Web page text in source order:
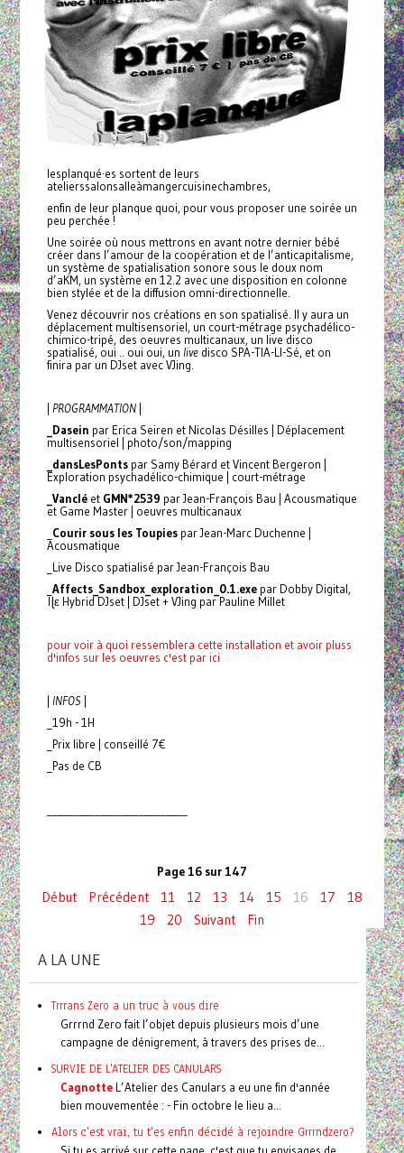
lesplanqué·es sortent de leurs
atelierssalonsalleàmangercuisinechambres,
enfin de leur planque quoi, pour vous proposer une soirée un
peu perchée !
Une soirée où nous mettrons en avant notre dernier bébé
créer dans l’amour de la coopération et de l’anticapitalisme,
un système de spatialisation sonore sous le doux nom
d’aKM, un système en 12.2 avec une disposition en colonne
bien stylée et de la diffusion omni-directionnelle.
Venez découvrir nos créations en son spatialisé. Il y aura un
déplacement multisensoriel, un court-métrage psychadélico-
chimico-tripé, des oeuvres multicanaux, un live disco
spatialisé, oui .. oui oui, un livedisco SPA-TIA-LI-Sé, et on
finira par un DJset avec VJing.
PROGRAMMATION|
_Dasein par Erica Seiren et Nicolas Désilles | Déplacement
multisensoriel | photo/son/mapping
_dansLesPontspar Samy Bérard et Vincent Bergeron |
Exploration psychadélico-chimique | court-métrage
_Vancléet GMN*2539 par Jean-François Bau | Acousmatique
et Game Master | oeuvres multicanaux
Courir sous les Toupiespar Jean-Marc Duchenne |
Acousmatique
_Live Disco spatialisé par Jean-François Bau
Affects_Sandbox_exploration_0.1.exepar Dobby Digital,
Îɭε Hybrid DJset | DJset + VJing par Pauline Millet
pour voir à quoi ressemblera cette installation et avoir pluss
d'infos sur les oeuvres c'est par ici
INFOS
_19h - 1H
_Prix libre | conseillé 7€
_Pas de CB
Page 16 sur 147
Début Précédent 11 12 13 14 15 16 17
18
19
20 Suivant Fin
A LA UNE
Trrrans Zero a un truc à vous dire
Grrrnd Zero fait l’objet depuis plusieurs mois d’une
campagne de dénigrement, à travers des prises de...
SURVIE DE L'ATELIER DES CANULARS
CagnotteL’Atelier des Canulars a eu une fin d'année
bien mouvementée : - Fin octobre le lieu a...
Alors c'est vrai, tu t'es enfin décidé à rejoindre Grrrndzero?